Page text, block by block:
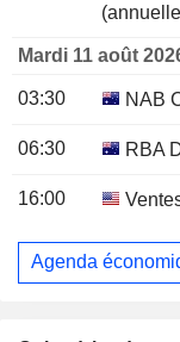
Mardi 11 août
03:30 NAB
06:30 RBA
16:00
Agenda